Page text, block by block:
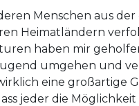
Menschen aus
Heimatländern
haben mir
umgehen und
eine großartige
jeder die